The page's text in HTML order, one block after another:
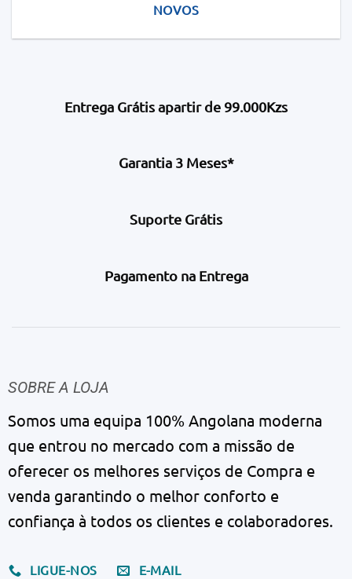
NOVOS
Entrega Grátis apartir de 99.000Kzs
Garantia 3 Meses*
Suporte Grátis
Pagamento na Entrega
SOBRE A LOJA
Somos uma equipa 100% Angolana moderna
que entrou no mercado com a missão de
oferecer os melhores serviços de Compra e
venda garantindo o melhor conforto e
confiança à todos os clientes e colaboradores.
LIGUE-NOS E-MAIL